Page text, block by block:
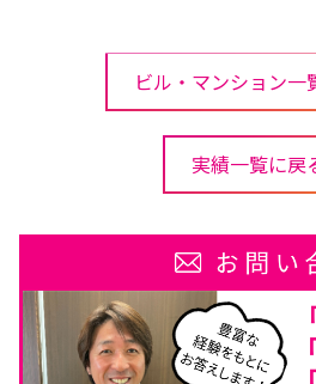
ビル・マンション一
実績一覧に戻